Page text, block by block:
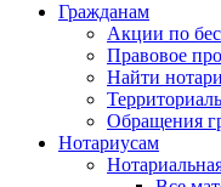
Гражданам
Акции по
Правовое
Найти
Обращения
Нотариусам